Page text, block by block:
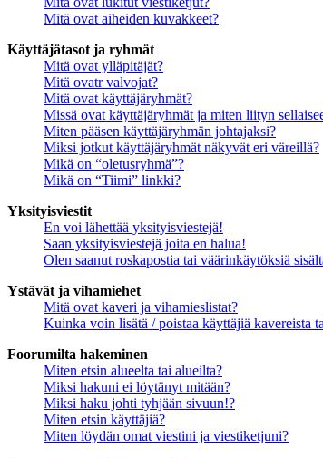
Mitä ovat aiheiden kuvakkeet?
Käyttäjätasot ja ryhmät
Mitä ovat ylläpitäjät?
Mitä ovatr valvojat?
Mitä ovat käyttäjäryhmät?
Missä ovat käyttäjäryhmät ja miten liityn
Miten pääsen käyttäjäryhmän johtajaksi?
Miksi jotkut käyttäjäryhmät näkyvät eri väreillä?
Mikä on “oletusryhmä”?
Mikä on “Tiimi” linkki?
Yksityisviestit
En voi lähettää yksityisviestejä!
Saan yksityisviestejä joita en halua!
Olen saanut roskapostia tai väärinkäytöksiä
Ystävät ja vihamiehet
Mitä ovat kaveri ja vihamieslistat?
Kuinka voin lisätä / poistaa käyttäjiä kavereista
Foorumilta hakeminen
Miten etsin alueelta tai alueilta?
Miksi hakuni ei löytänyt mitään?
Miksi haku johti tyhjään sivuun!?
Miten etsin käyttäjiä?
Miten löydän omat viestini ja viestiketjuni?